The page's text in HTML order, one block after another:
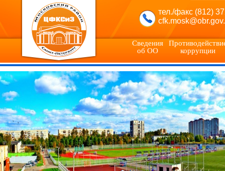
тел./факс (812)
Сведения
об ОО
коррупции